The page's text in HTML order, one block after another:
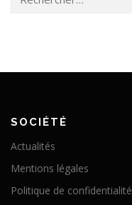
SOCIÉTÉ
Actualités
Mentions légales
Politique de confidentialité